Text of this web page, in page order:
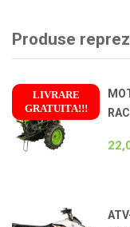
Produse
LIVRARE
GRATUITA!!!
!